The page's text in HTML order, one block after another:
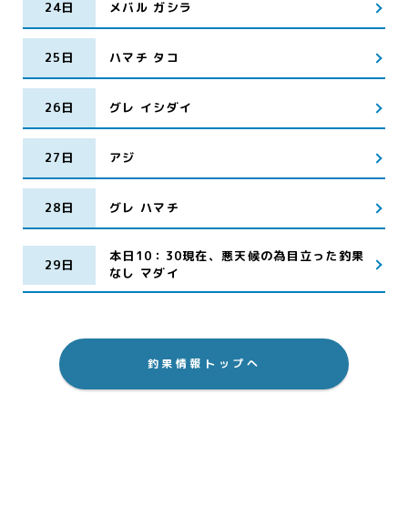
24日 メバル ガシラ
25日 ハマチ タコ
26日 グレ イシダイ
27日 アジ
28日 グレ ハマチ
29日
本日10：30現在、悪天候の為目立った釣果
なし マダイ
釣果情報トップへ